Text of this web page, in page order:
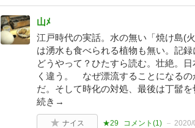
山ﾒ
江戸時代の実話。水の無い「焼け島(
は湧水も食べられる植物も無い。記
どうやって？ひたすら読む。壮絶。
く違う。 なぜ漂流することになるの
だ。そして時化の対処、最後は丁髷
続き→
ナイス ★29 コメント(1) 2020/